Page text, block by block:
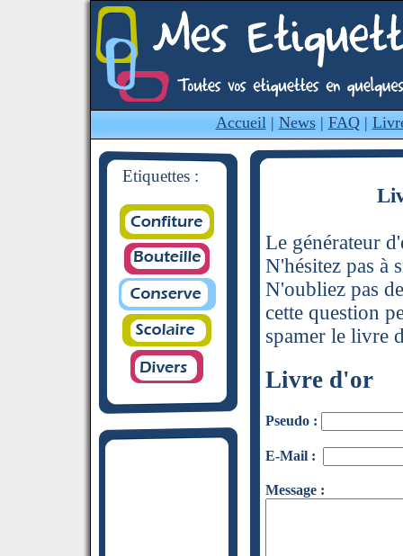
Accueil| News| FAQ|
Etiquettes :
Le générateur
N'hésitez pas à
N'oubliez pas
cette question
spamer le livre
Livre d'or
Pseudo :
E-Mail :
Message :